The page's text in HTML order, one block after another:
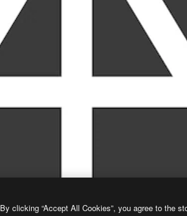
By clicking “Accept All Cookies”, you agree to the